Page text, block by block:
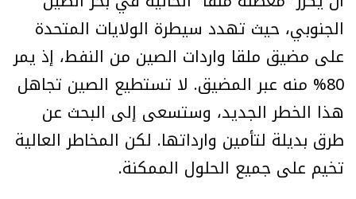
الجنوبي، حيث تهدد سيطرة الولايات المتحدة
على مضيق ملقا واردات الصين من النفط، إذ يمر
80% منه عبر المضيق. لا تستطيع الصين تجاهل
هذا الخطر الجديد، وستسعى إلى البحث عن
طرق بديلة لتأمين وارداتها. لكن المخاطر العالية
تخيم على جميع الحلول الممكنة.